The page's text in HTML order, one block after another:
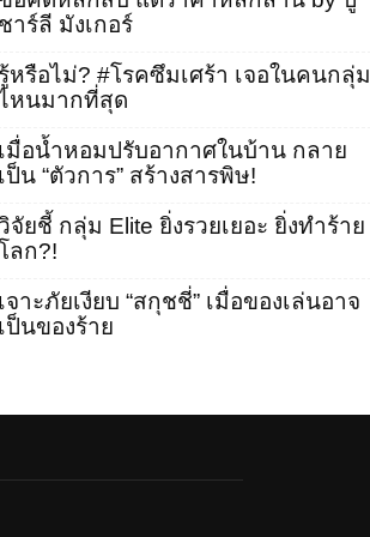
าร์ลี มังเกอร์
หรือไม่? #โรคซึมเศร้า เจอในคนกลุ่ม
หนมากที่สุด
มื่อน้ำหอมปรับอากาศในบ้าน กลาย
ป็น “ตัวการ” สร้างสารพิษ!
จัยชี้ กลุ่ม Elite ยิ่งรวยเยอะ ยิ่งทำร้าย
ลก?!
จาะภัยเงียบ “สกุชชี่” เมื่อของเล่นอาจ
ป็นของร้าย